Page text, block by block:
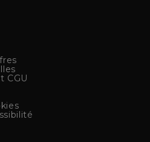
CGU